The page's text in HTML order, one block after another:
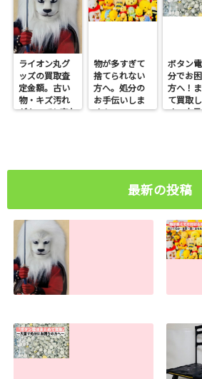
ライオン丸グ
ッズの買取査
定金額。古い
物・キズ汚れ
があっても売れ
物が多すぎて
捨てられない
方へ。処分の
お手伝いしま
す！
ボタン
分でお
方へ！
て買取
す。大
最新の投稿
古い物・キズ汚れ
があっても売れま
す！
分の